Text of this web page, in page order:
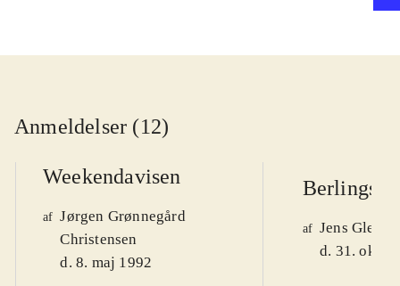
Anmeldelser (12)
Weekendavisen
af Jørgen Grønnegård
Christensen
d. 8. maj 1992
af Jens
d. 31. okt.